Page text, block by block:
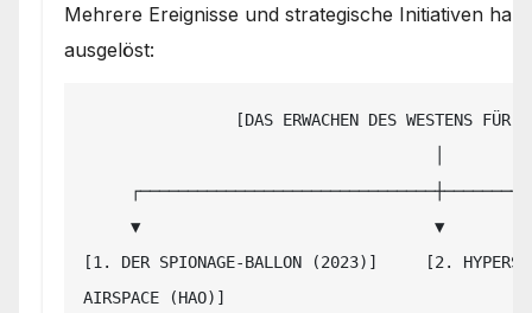
Mehrere Ereignisse und strategische Initiativen
ausgelöst:
[1. DER SPIONAGE-BALLON (2023)]     [2.
AIRSPACE (HAO)]